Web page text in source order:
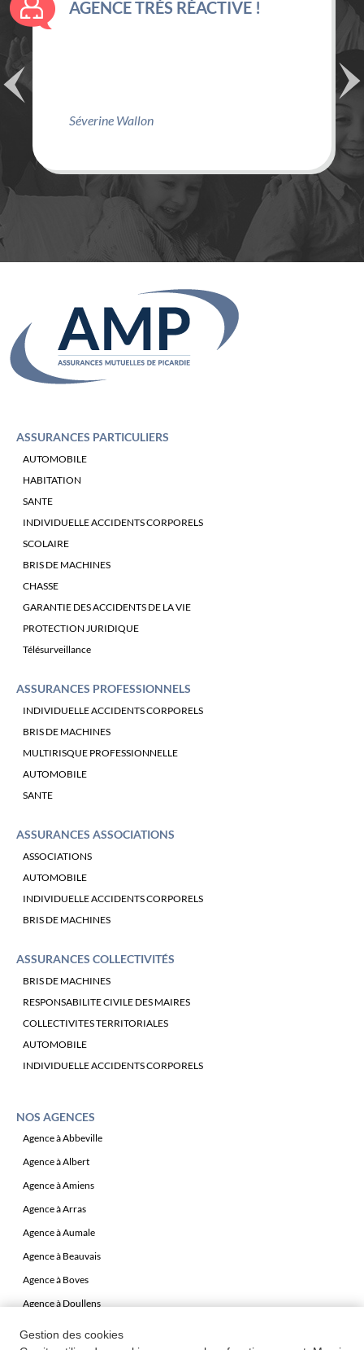
Gestion des cookies
AGENCE TRÈS RÉACTIVE !
Séverine Wallon
ASSURANCES PARTICULIERS
AUTOMOBILE
HABITATION
SANTE
INDIVIDUELLE ACCIDENTS CORPORELS
SCOLAIRE
BRIS DE MACHINES
CHASSE
GARANTIE DES ACCIDENTS DE LA VIE
PROTECTION JURIDIQUE
Télésurveillance
ASSURANCES PROFESSIONNELS
INDIVIDUELLE ACCIDENTS CORPORELS
BRIS DE MACHINES
MULTIRISQUE PROFESSIONNELLE
AUTOMOBILE
SANTE
ASSURANCES ASSOCIATIONS
ASSOCIATIONS
AUTOMOBILE
INDIVIDUELLE ACCIDENTS CORPORELS
BRIS DE MACHINES
ASSURANCES COLLECTIVITÉS
BRIS DE MACHINES
RESPONSABILITE CIVILE DES MAIRES
COLLECTIVITES TERRITORIALES
AUTOMOBILE
INDIVIDUELLE ACCIDENTS CORPORELS
NOS AGENCES
Agence à Abbeville
Agence à Albert
Agence à Amiens
Agence à Arras
Agence à Aumale
Agence à Beauvais
Agence à Boves
Agence à Doullens